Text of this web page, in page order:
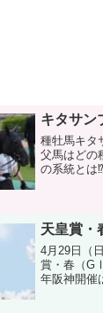
キタサン
種牡馬キタ
父馬はどの
の系統とは
天皇賞
4月29日（
賞・春（
年阪神開催